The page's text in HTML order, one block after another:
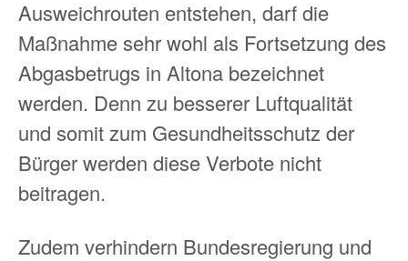
Ausweichrouten entstehen, darf die
Maßnahme sehr wohl als Fortsetzung des
Abgasbetrugs in Altona bezeichnet
werden. Denn zu besserer Luftqualität
und somit zum Gesundheitsschutz der
Bürger werden diese Verbote nicht
beitragen.
Zudem verhindern Bundesregierung und